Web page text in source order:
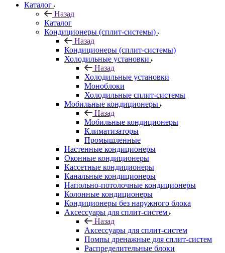
Каталог
Назад
Каталог
Кондиционеры (сплит-системы)
Назад
Кондиционеры (сплит-системы)
Холодильные установки
Назад
Холодильные установки
Моноблоки
Холодильные сплит-системы
Мобильные кондиционеры
Назад
Мобильные кондиционеры
Климатизаторы
Промышленные
Настенные кондиционеры
Оконные кондиционеры
Кассетные кондиционеры
Канальные кондиционеры
Напольно-потолочные кондиционеры
Колонные кондиционеры
Кондиционеры без наружного блока
Аксессуары для сплит-систем
Назад
Аксессуары для сплит-систем
Помпы дренажные для сплит-систем
Распределительные блоки